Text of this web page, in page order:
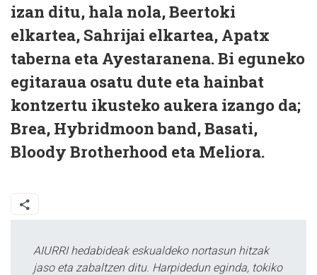
izan ditu, hala nola, Beertoki
elkartea, Sahrijai elkartea, Apatx
taberna eta Ayestaranena. Bi eguneko
egitaraua osatu dute eta hainbat
kontzertu ikusteko aukera izango da;
Brea, Hybridmoon band, Basati,
Bloody Brotherhood eta Meliora.
AIURRI hedabideak eskualdeko nortasun hitzak
jaso eta zabaltzen ditu. Harpidedun eginda, tokiko